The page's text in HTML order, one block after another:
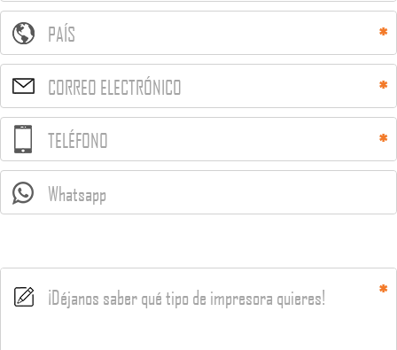
PAÍS
CORREO ELECTRÓNICO
TELÉFONO
Whatsapp
¡Déjanos saber qué tipo de impresora quieres!